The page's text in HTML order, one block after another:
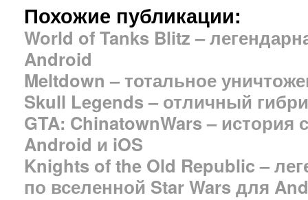
Похожие публикации:
World of Tanks Blitz –
Android
Meltdown – тотальное
Skull Legends – отличный
GTA: ChinatownWars – история
Android и iOS
Knights of the Old Republic –
по вселенной Star Wars для